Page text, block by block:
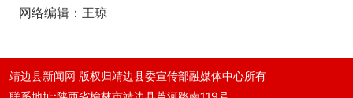
网络编辑：王琼
靖边县新闻网 版权归靖边县委宣传部融媒体中心所有